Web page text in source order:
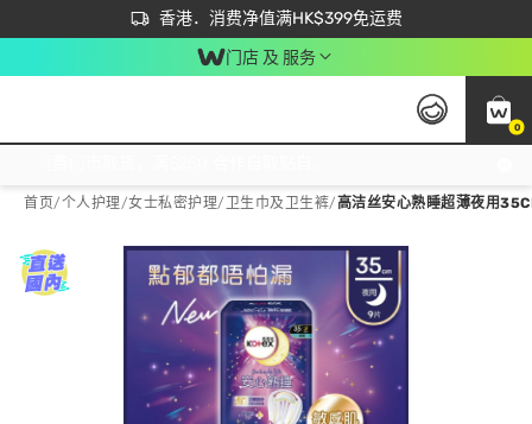
香港．消费净值满HK$399免运费
立即成为易赏钱会员尽享独家优惠
首次APP下单买满$450 输入 NEWAPP 即减$50
门店 及 服务
0
首页/个人护理/女士私密护理/ 卫生巾及卫生裤/ 高洁丝安心熟睡超薄夜用